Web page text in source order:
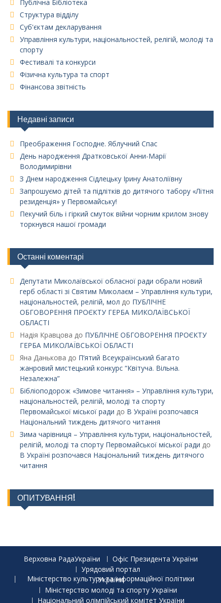
Публічна Бібліотека
Структура відділу
Суб'єктам декларування
Управління культури, національностей, релігій, молоді та
спорту
Фестивалі та конкурси
Фізична культура та спорт
Фінансова звітність
Недавні записи
Преображення Господне. Яблучний Спас
День народження Дратковської Анни-Марії
Володимирівни
З Днем народження Сідлецьку Ірину Анатоліївну
Запрошуємо дітей та підлітків до дитячого табору «Літня
резиденція» у Первомайську!
Пекучий біль і гіркий смуток війни чорним крилом знову
торкнувся нашої громади
Останні коментарі
Депутати Миколаївської обласної ради обрали новий
герб області зі Святим Миколаєм – Управління культури,
національностей, релігій, мол до ПУБЛІЧНЕ
ОБГОВОРЕННЯ ПРОЄКТУ ГЕРБА МИКОЛАЇВСЬКОЇ
ОБЛАСТІ
Надія Кравцова до ПУБЛІЧНЕ ОБГОВОРЕННЯ ПРОЄКТУ
ГЕРБА МИКОЛАЇВСЬКОЇ ОБЛАСТІ
Яна Данькова до П’ятий Всеукраїнський багато
жанровий мистецький конкурс “Квітуча. Вільна.
Незалежна”
Бібліоподорож «Зимове читання» – Управління культури,
національностей, релігій, молоді та спорту
Первомайської міської ради до В Україні розпочався
Національний тиждень дитячого читання
Зима чарівниця – Управління культури, національностей,
релігій, молоді та спорту Первомайської міської ради до
В Україні розпочався Національний тиждень дитячого
читання
ОПИТУВАННЯ!
Верховна РадаУкраїни
Офіс Президента України
Урядовий портал
Міністерство культури та інформаційної політики України
Міністерство молоді та спорту України
Національний олімпійський комітет України